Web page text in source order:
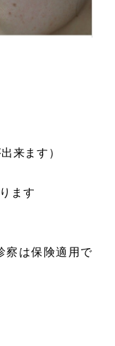
来ます）
ます
察は保険適用で